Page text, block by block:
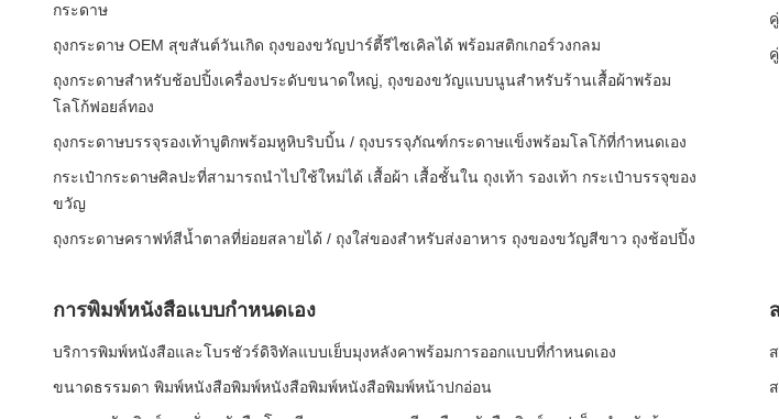
กระดาษ
ถุงกระดาษ OEM สุขสันต์วันเกิด ถุงของขวัญปาร์ตี้รีไซเคิลได้ พร้อมสติกเกอร์วงกลม
ถุงกระดาษสำหรับช้อปปิ้งเครื่องประดับขนาดใหญ่, ถุงของขวัญแบบนูนสำหรับร้านเสื้อผ้าพร้อม
โลโก้ฟอยล์ทอง
ถุงกระดาษบรรจุรองเท้าบูติกพร้อมหูหิบริบบิ้น / ถุงบรรจุภัณฑ์กระดาษแข็งพร้อมโลโก้ที่กำหนดเอง
กระเป๋ากระดาษศิลปะที่สามารถนําไปใช้ใหม่ได้ เสื้อผ้า เสื้อชั้นใน ถุงเท้า รองเท้า กระเป๋าบรรจุของ
ขวัญ
ถุงกระดาษคราฟท์สีน้ำตาลที่ย่อยสลายได้ / ถุงใส่ของสำหรับส่งอาหาร ถุงของขวัญสีขาว ถุงช้อปปิ้ง
การพิมพ์หนังสือแบบกำหนดเอง
บริการพิมพ์หนังสือและโบรชัวร์ดิจิทัลแบบเย็บมุงหลังคาพร้อมการออกแบบที่กำหนดเอง
ขนาดธรรมดา พิมพ์หนังสือพิมพ์หนังสือพิมพ์หนังสือพิมพ์หน้าปกอ่อน